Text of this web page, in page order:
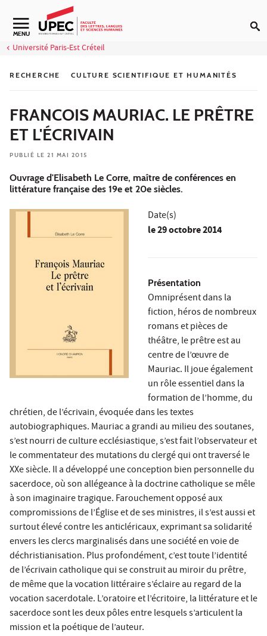
Aller au contenu
Navigation secondaire
MENU
Université Paris-Est Créteil
RECHERCHE CULTURE SCIENTIFIQUE ET HUMANITÉS
FRANCOIS MAURIAC. LE PRÊTRE
ET L'ÉCRIVAIN
PUBLIÉ LE 21 MAI 2015
Ouvrage d'Elisabeth Le Corre, maître de conférences en
littérature française des 19e et 20e siècles.
Date(s)
le29 octobre 2014
Présentation
Omniprésent dans la
fiction, héros de nombreux
romans et pièces de
théâtre, le prêtre est au
centre de l’œuvre de
Mauriac. Il joue également
un rôle essentiel dans la
formation de l’homme, du
chrétien, de l’écrivain, évoquée dans les textes
autobiographiques. Mauriac a grandi au milieu des soutanes,
s’est nourri de culture ecclésiastique, s’est fait l’observateur et
le commentateur des mutations du clergé qui ont traversé le
XXe siècle. Il a développé une conception bien personnelle du
sacerdoce, où son allégeance à la doctrine catholique se mêle
à son imaginaire tragique. Farouchement opposé aux
compromissions de l’Église et de ses ministres, il s’est aussi et
surtout élevé contre les anticléricaux, exprimant sa solidarité
envers les clercs marginalisés dans une société en voie de
déchristianisation. Plus profondément, c’est toute l’identité
de l’écrivain catholique qui se construit au miroir du prêtre,
de même que la vocation littéraire s’éclaire au regard de la
vocation sacerdotale. L’oratoire et l’écritoire, la littérature et le
sacerdoce sont les deux pôles entre lesquels s’articulent la
mission et la poétique de l’auteur.